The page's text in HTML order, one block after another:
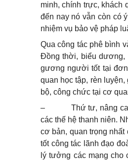
minh, chính trực, khách
đến nay nó vẫn còn có
nhiệm vụ bảo vệ pháp
Qua công tác phê bình
Đồng thời, biểu dương,
gương người tốt tại
quan học tập, rèn
bộ, công chức tại cơ
–
Thứ tư, nâng
các thế hệ thanh niên.
cơ bản, quan trọng
tốt công tác lãnh đạo
lý tưởng các mạng